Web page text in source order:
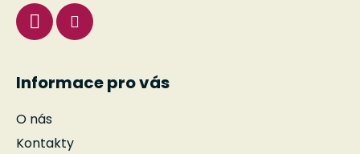
Informace pro vás
O nás
Kontakty